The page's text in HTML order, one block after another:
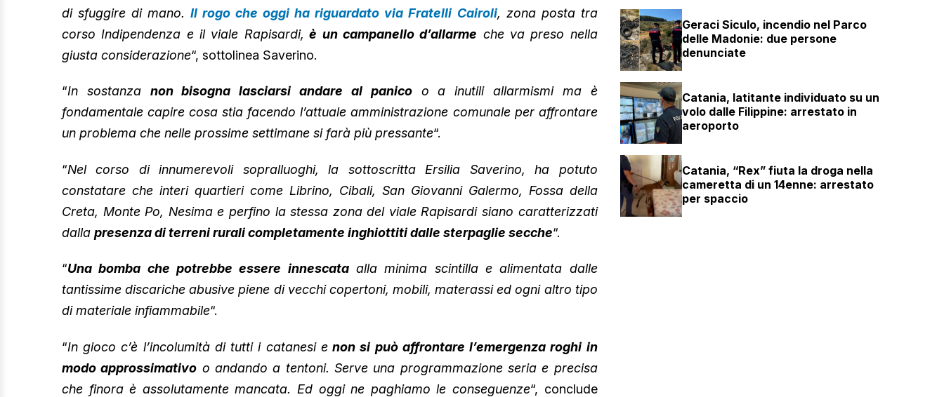
di sfuggire di mano.Il rogo che oggi ha riguardato via Fratelli Cairoli, zona posta tra
corso Indipendenza e il viale Rapisardi, è un campanello d’allarme che va preso nella
giusta considerazione“, sottolinea Saverino.
“In sostanza non bisogna lasciarsi andare al panicoo a inutili allarmismi ma è
fondamentale capire cosa stia facendo l’attuale amministrazione comunale per affrontare
un problema che nelle prossime settimane si farà più pressante“.
“Nel corso di innumerevoli sopralluoghi, la sottoscritta Ersilia Saverino, ha potuto
constatare che interi quartieri come Librino, Cibali, San Giovanni Galermo, Fossa della
Creta, Monte Po, Nesima e perfino la stessa zona del viale Rapisardi siano caratterizzati
dalla presenza di terreni rurali completamente inghiottiti dalle sterpaglie secche“.
“Una bomba che potrebbe essere innescataalla minima scintilla e alimentata dalle
tantissime discariche abusive piene di vecchi copertoni, mobili, materassi ed ogni altro tipo
di materiale infiammabile“.
“In gioco c’è l’incolumità di tutti i catanesi enon si può affrontare l’emergenza roghi in
modo approssimativo o andando a tentoni. Serve una programmazione seria e precisa
che finora è assolutamente mancata. Ed oggi ne paghiamo le conseguenze“, conclude
Geraci Siculo, incendio nel Parco
delle Madonie: due persone
denunciate
Catania, latitante individuato su un
volo dalle Filippine: arrestato in
aeroporto
Catania, “Rex” fiuta la droga nella
cameretta di un 14enne: arrestato
per spaccio